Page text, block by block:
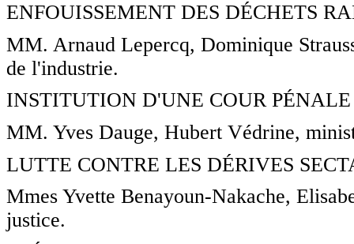
ENFOUISSEMENT DES DÉCHETS
MM. Arnaud Lepercq, Dominique
de l'industrie.
INSTITUTION D'UNE COUR
MM. Yves Dauge, Hubert Védrine,
LUTTE CONTRE LES DÉRIVES
Mmes Yvette Benayoun-Nakache,
justice.